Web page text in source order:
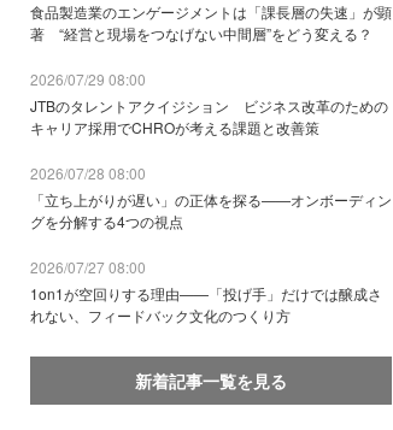
食品製造業のエンゲージメントは「課長層の失速」が顕
著 “経営と現場をつなげない中間層”をどう変える？
2026/07/29 08:00
JTBのタレントアクイジション ビジネス改革のための
キャリア採用でCHROが考える課題と改善策
2026/07/28 08:00
「立ち上がりが遅い」の正体を探る——オンボーディン
グを分解する4つの視点
2026/07/27 08:00
1on1が空回りする理由——「投げ手」だけでは醸成さ
れない、フィードバック文化のつくり方
新着記事一覧を見る